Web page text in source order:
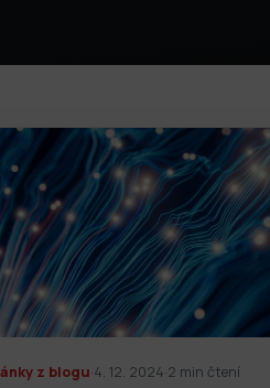
z blogu·4. 12. 2024·2 min čtení